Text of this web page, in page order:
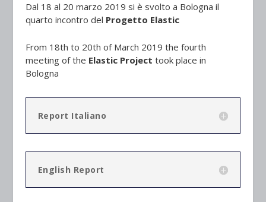
Dal 18 al 20 marzo 2019 si è svolto a Bologna il
quarto incontro del Progetto Elastic
From 18th to 20th of March 2019 the fourth
meeting of the Elastic Project took place in
Bologna
Report Italiano
English Report